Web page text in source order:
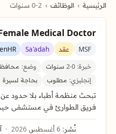
الرئيسية الوظائف 0-2 سنوات
Medical Doctor
MSF عقد Sa'adah
خبرة: وضع:
إنجليزي: مطلوب بحاجة
تبحث منظمة أطباء بلا حدود
فريق الطوارئ في مستشفى
نُشر: